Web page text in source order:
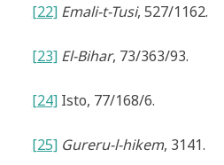
[22] Emali-t-Tusi, 527/1162.
[23] El-Bihar, 73/363/93.
[24]Isto, 77/168/6.
[25] Gureru-l-hikem, 3141.